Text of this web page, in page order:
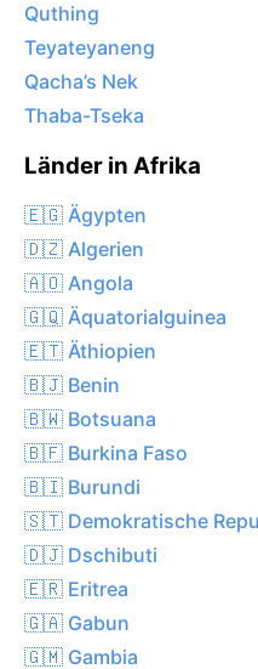
Quthing
Teyateyaneng
Qacha’s Nek
Thaba-Tseka
Länder in Afrika
🇪🇬 Ägypten
🇩🇿 Algerien
🇦🇴 Angola
🇬🇶 Äquatorialguinea
🇪🇹 Äthiopien
🇧🇯 Benin
🇧🇼 Botsuana
🇧🇫 Burkina Faso
🇧🇮 Burundi
🇸🇹 Demokratische
🇩🇯 Dschibuti
🇪🇷 Eritrea
🇬🇦 Gabun
🇬🇲 Gambia